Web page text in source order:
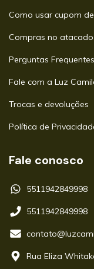
Como usar cupom
Compras no atacado
Perguntas Frequentes
Fale com a Luz
Trocas e devoluções
Política de
Fale conosco
5511942849998
5511942849998
Rua Eliza